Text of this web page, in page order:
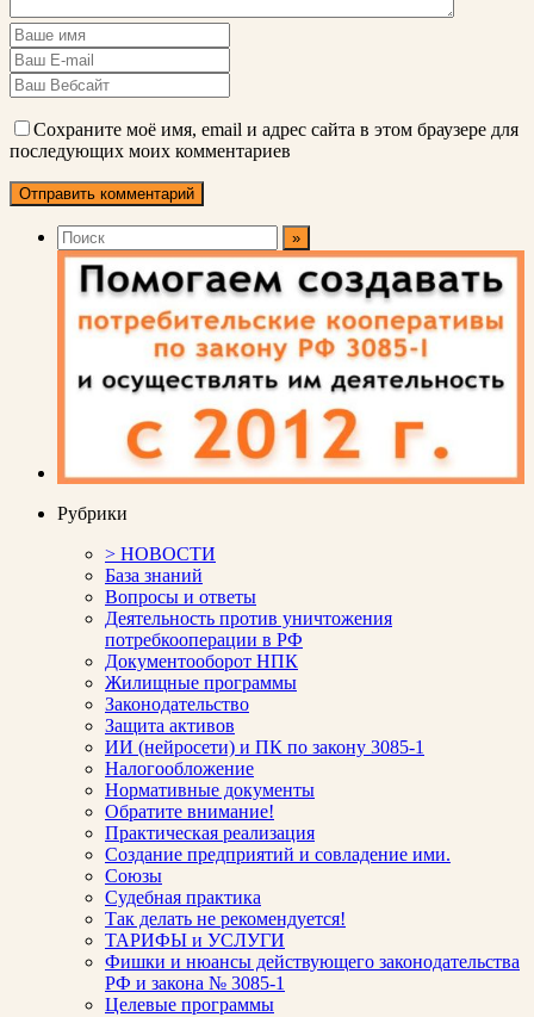
Сохраните моё имя, email и адрес сайта в этом браузере для
последующих моих комментариев
Рубрики
> НОВОСТИ
База знаний
Вопросы и ответы
Деятельность против уничтожения
потребкооперации в РФ
Документооборот НПК
Жилищные программы
Законодательство
Защита активов
ИИ (нейросети) и ПК по закону 3085-1
Налогообложение
Нормативные документы
Обратите внимание!
Практическая реализация
Создание предприятий и совладение ими.
Союзы
Судебная практика
Так делать не рекомендуется!
ТАРИФЫ и УСЛУГИ
Фишки и нюансы действующего законодательства
РФ и закона № 3085-1
Целевые программы